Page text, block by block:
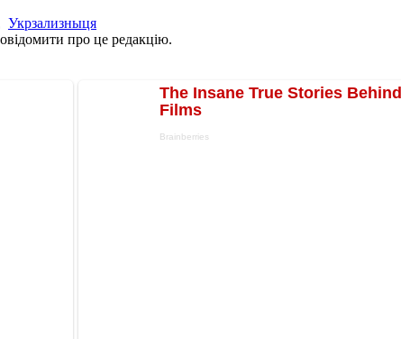
Укрзализныця
про це редакцію.